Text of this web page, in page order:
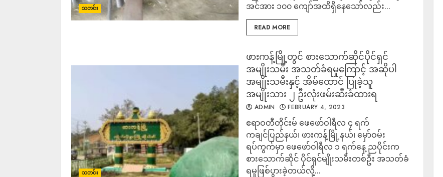
သတင်း
အင်အား ၁၀၀ ကျော်အထိရှိနေသော်လည်း...
READ MORE
သတင်း
ဖားကန့်မြို့တွင် စားသောက်ဆိုင်ပိုင်ရှင်
အမျိုးသမီး အသတ်ခံရမှုကြောင့် အဆိုပါ
အမျိုးသမီးနှင့် အိမ်ထောင် ပြုခဲ့သူ
အမျိုးသား ၂ ဦးလုံးဖမ်းဆီးခံထားရ
ADMIN FEBRUARY 4, 2023
ဧရာဝတီတိုင်းမ် ဖေဖော်ဝါရီလ ၄ ရက်
ကချင်ပြည်နယ်၊ ဖားကန့်မြို့နယ်၊ မှော်ဝမ်း
ရပ်ကွက်မှာ ဖေဖော်ဝါရီလ ၁ ရက်နေ့ ညပိုင်းက
စားသောက်ဆိုင် ပိုင်ရှင်မျိုးသမီးတစ်ဦး အသတ်ခံ
ရမှုဖြစ်ပွားခဲ့တယ်လို့...